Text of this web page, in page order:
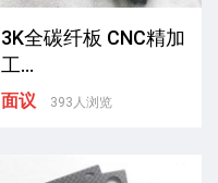
3K全碳纤板 CNC精加
工...
面议 393人浏览